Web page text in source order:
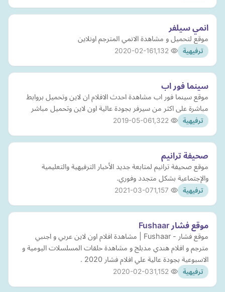
انمي سيلفر
موقع لتحميل و مشاهدة الانمي المترجم اونلاين
ترفيهية 2020-02-16
سينما فور اب
موقع سينما فور اب مشاهدة احدث الافلام ان لاين وتحميل بروابط
مباشرة على اكثر من سيرفر بجودة عالية اون لاين وتحميل مباشر
ترفيهية 2019-05-06
صحيفة ترانيم
موقع صحيفة ترانيم لمتابعة جديد الأخبار الترفيهية والتعليمية
والإجتماعية بشكل متجدد وفوري.
ترفيهية 2021-03-07
موقع فشار Fushaar
موقع فشار - Fushaar | مشاهدة افلام اون لاين عربي و اجنبي
مترجم و افلام هندي مدبلج و مشاهدة حلقات المسلسلات اليومية و
الاسبوعية بجودة عالية علي افلام فشار 2020 .
ترفيهية 2020-02-03